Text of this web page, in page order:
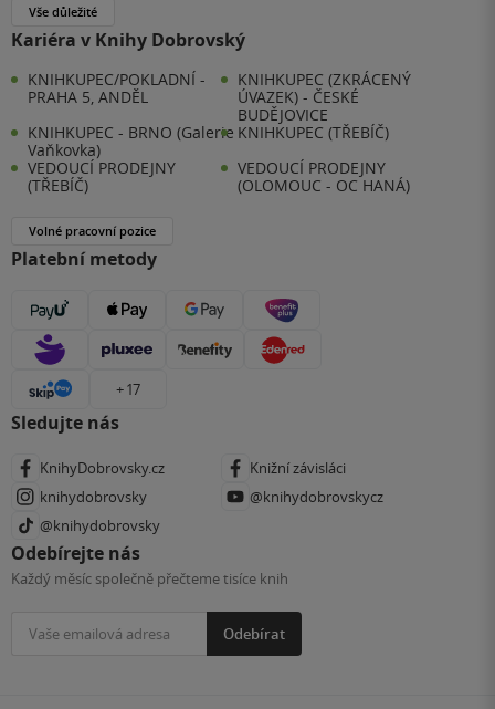
Vše důležité
Kariéra v Knihy Dobrovský
KNIHKUPEC/POKLADNÍ -
PRAHA 5, ANDĚL
KNIHKUPEC (ZKRÁCENÝ
ÚVAZEK) - ČESKÉ
BUDĚJOVICE
KNIHKUPEC - BRNO (Galerie
Vaňkovka)
KNIHKUPEC (TŘEBÍČ)
VEDOUCÍ PRODEJNY
(TŘEBÍČ)
VEDOUCÍ PRODEJNY
(OLOMOUC - OC HANÁ)
Volné pracovní pozice
Platební metody
+ 17
Sledujte nás
KnihyDobrovsky.cz
Knižní závisláci
knihydobrovsky
@knihydobrovskycz
@knihydobrovsky
Odebírejte nás
Každý měsíc společně přečteme tisíce knih
Odebírat